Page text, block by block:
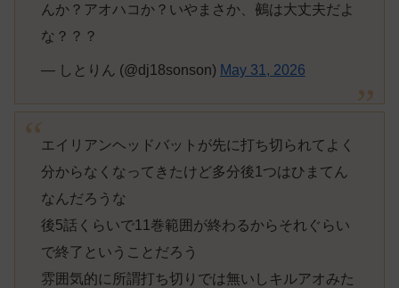
んか？アオハコか？いやまさか、鵺は大丈夫だよ
な？？？
— しとりん (@dj18sonson) May 31, 2026
エイリアンヘッドバットが先に打ち切られてよく
分からなくなってきたけど多分後1つはひまてん
なんだろうな
後5話くらいで11巻範囲が終わるからそれぐらい
で終了ということだろう
雰囲気的に所謂打ち切りでは無いしキルアオみた